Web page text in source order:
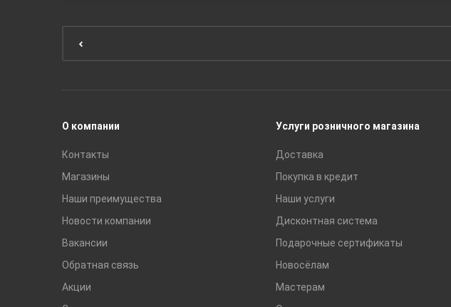
О компании
Контакты
Магазины
Наши преимущества
Новости компании
Вакансии
Обратная связь
Акции
Услуги розничного магазина
Доставка
Покупка в кредит
Наши услуги
Дисконтная система
Подарочные сертификаты
Новосёлам
Мастерам